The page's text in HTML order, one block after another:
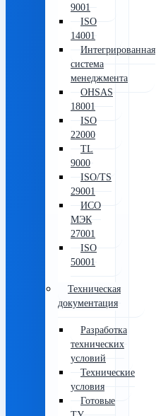
9001
ISO
14001
Интегрированная
система
менеджмента
OHSAS
18001
ISO
22000
TL
9000
ISO/TS
29001
ИСО
МЭК
27001
ISO
50001
Техническая
документация
Разработка
технических
условий
Технические
условия
Готовые